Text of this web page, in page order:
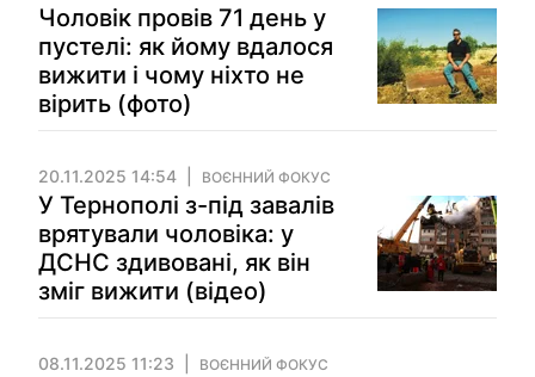
Чоловік провів 71 день у
пустелі: як йому вдалося
вижити і чому ніхто не
вірить (фото)
20.11.2025 14:54 ВОЄННИЙ ФОКУС
У Тернополі з-під завалів
врятували чоловіка: у
ДСНС здивовані, як він
зміг вижити (відео)
08.11.2025 11:23 ВОЄННИЙ ФОКУС